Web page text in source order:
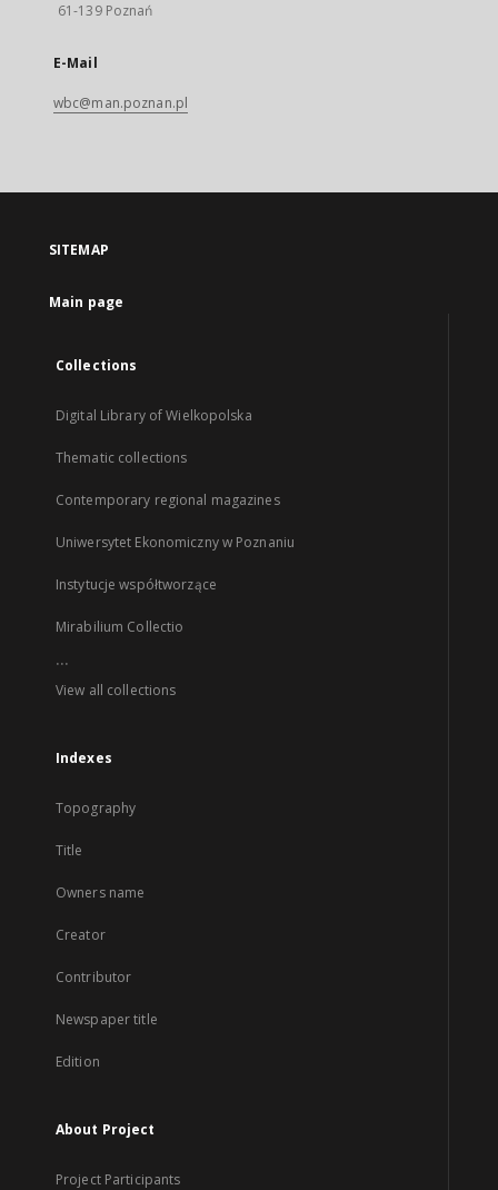
61-139 Poznań
E-Mail
wbc@man.poznan.pl
SITEMAP
Main page
Collections
Digital Library of Wielkopolska
Thematic collections
Contemporary regional magazines
Uniwersytet Ekonomiczny w Poznaniu
Instytucje współtworzące
Mirabilium Collectio
...
View all collections
Indexes
Topography
Title
Owners name
Creator
Contributor
Newspaper title
Edition
About Project
Project Participants